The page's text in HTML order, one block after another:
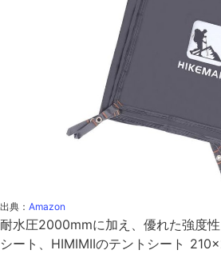
出典： Amazon
耐水圧2000mmに加え、優れた強度
シート、HIMIMIIのテントシート